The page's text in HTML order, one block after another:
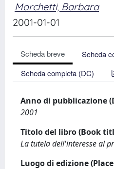
Marchetti, Barbara
2001-01-01
Scheda breve
Scheda
Scheda completa (DC)
Anno di pubblicazione
2001
Titolo del libro (Book
La tutela dell'interesse al
Luogo di edizione